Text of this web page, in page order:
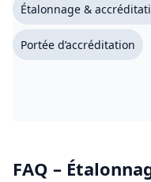
Étalonnage &
Portée d’accréditation
FAQ –